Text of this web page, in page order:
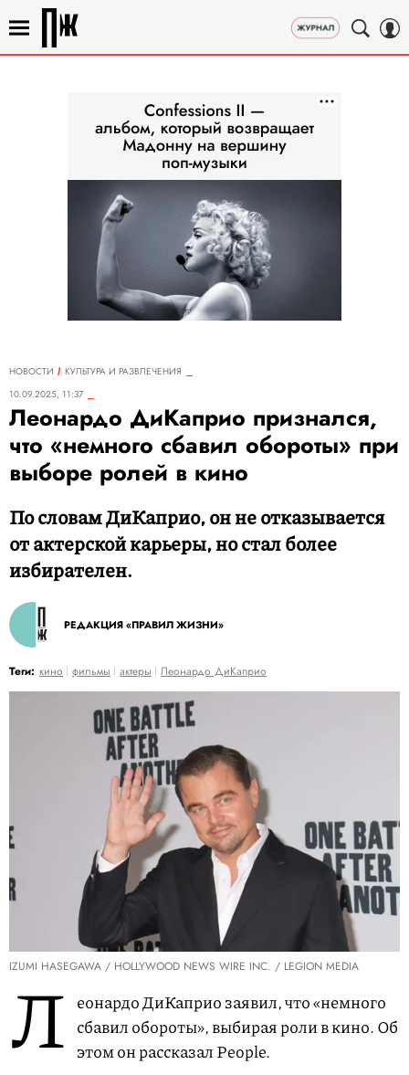
НОВОСТИ
КУЛЬТУРА И РАЗВЛЕЧЕНИЯ
10.09.2025, 11:37
Леонардо ДиКаприо признался,
что «немного сбавил обороты» при
выборе ролей в кино
По словам ДиКаприо, он не отказывается
от актерской карьеры, но стал более
избирателен.
РЕДАКЦИЯ «ПРАВИЛ ЖИЗНИ»
Теги: кино фильмы актеры Леонардо ДиКаприо
IZUMI HASEGAWA / HOLLYWOOD NEWS WIRE INC. / LEGION MEDIA
Л еонардо ДиКаприо заявил, что «немного
сбавил обороты», выбирая роли в кино. Об
этом он рассказал People.